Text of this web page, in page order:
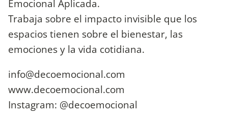
Emocional Aplicada.
Trabaja sobre el impacto invisible que los
espacios tienen sobre el bienestar, las
emociones y la vida cotidiana.
info@decoemocional.com
www.decoemocional.com
Instagram: @decoemocional